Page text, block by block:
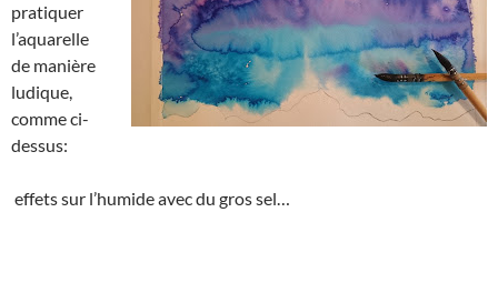
pratiquer
l’aquarelle
de manière
ludique,
comme ci-
dessus:
effets sur l’humide avec du gros sel…